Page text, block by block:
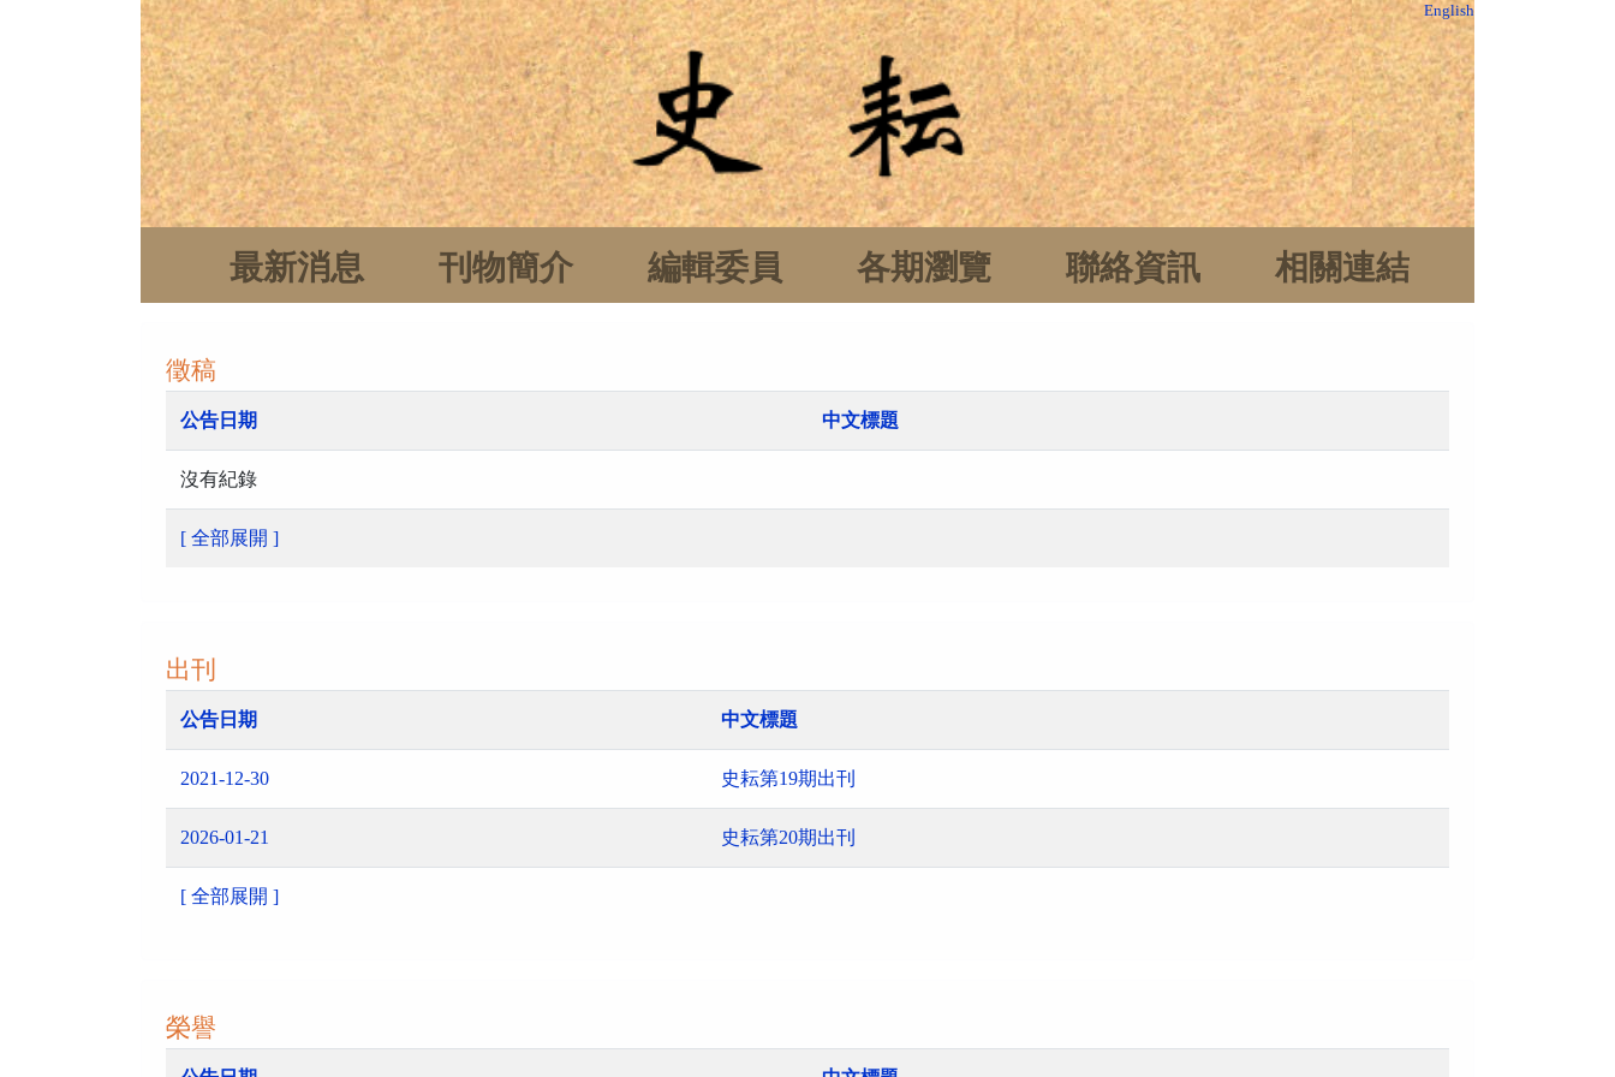
English
最新消息 刊物簡介 編輯委員 各期瀏覽 聯絡資訊 相關連結
徵稿
公告日期 中文標題
沒有紀錄
[ 全部展開 ]
出刊
公告日期 中文標題
2021-12-30 史耘第19期出刊
2026-01-21 史耘第20期出刊
[ 全部展開 ]
榮譽